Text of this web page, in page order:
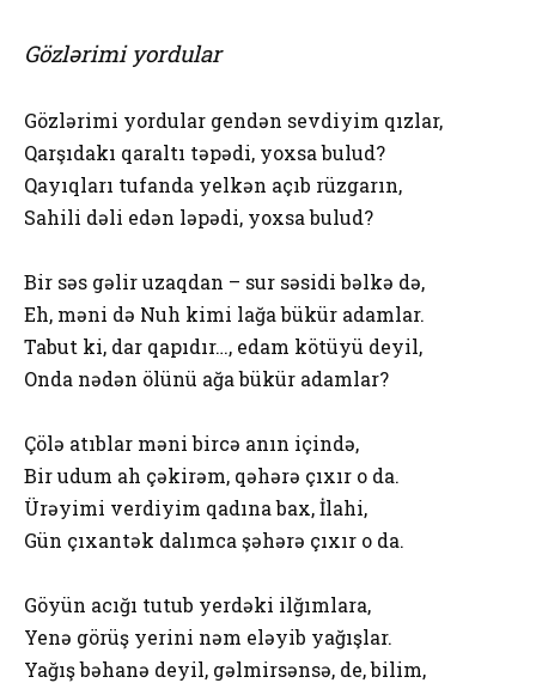
Gözlərimi yordular
Gözlərimi yordular gendən sevdiyim qızlar,
Qarşıdakı qaraltı təpədi, yoxsa bulud?
Qayıqları tufanda yelkən açıb rüzgarın,
Sahili dəli edən ləpədi, yoxsa bulud?
Bir səs gəlir uzaqdan – sur səsidi bəlkə də,
Eh, məni də Nuh kimi lağa bükür adamlar.
Tabut ki, dar qapıdır…, edam kötüyü deyil,
Onda nədən ölünü ağa bükür adamlar?
Çölə atıblar məni bircə anın içində,
Bir udum ah çəkirəm, qəhərə çıxır o da.
Ürəyimi verdiyim qadına bax, İlahi,
Gün çıxantək dalımca şəhərə çıxır o da.
Göyün acığı tutub yerdəki ilğımlara,
Yenə görüş yerini nəm eləyib yağışlar.
Yağış bəhanə deyil, gəlmirsənsə, de, bilim,